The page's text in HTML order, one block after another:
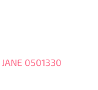
JANE 0501330